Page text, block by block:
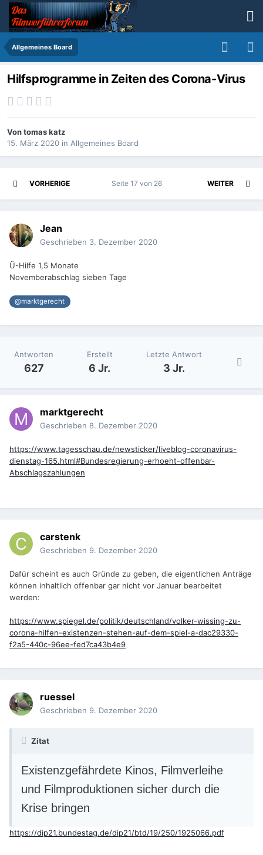
Allgemeines Board
Hilfsprogramme in Zeiten des Corona-Virus
Vontomas katz
15. März 2020 in Allgemeines Board
VORHERIGE WEITER
Seite 17 von 26
Jean
Geschrieben 3. Dezember 2020
Ü-Hilfe 1,5 Monate
Novemberabschlag sieben Tage
@marktgerecht
Antworten
627
Erstellt
6 Jr.
Letzte Antwort
3 Jr.
marktgerecht
Geschrieben 8. Dezember 2020
https://www.tagesschau.de/newsticker/liveblog-coronavirus-
dienstag-165.html#Bundesregierung-erhoeht-offenbar-
Abschlagszahlungen
carstenk
Geschrieben 9. Dezember 2020
Dafür scheint es auch Gründe zu geben, die eigentlichen Anträge
können inhaltlich offenbar gar nicht vor Januar bearbeitet
werden:
https://www.spiegel.de/politik/deutschland/volker-wissing-zu-
corona-hilfen-existenzen-stehen-auf-dem-spiel-a-dac29330-
f2a5-440c-96ee-fed7ca43b4e9
ruessel
Geschrieben 9. Dezember 2020
Zitat
Existenzgefährdete Kinos, Filmverleihe
und Filmproduktionen sicher durch die
Krise bringen
https://dip21.bundestag.de/dip21/btd/19/250/1925066.pdf